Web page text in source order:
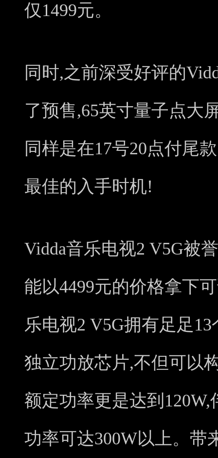
仅1499元。
同时,之前深受好评的
了预售,65英寸量子点大
同样是在17号20点付尾
最佳的入手时机!
Vidda音乐电视2 V5G被
能以4499元的价格拿下
乐电视2 V5G拥有足足
独立功放芯片,不但可以
额定功率更是达到
功率可达300W以上。带